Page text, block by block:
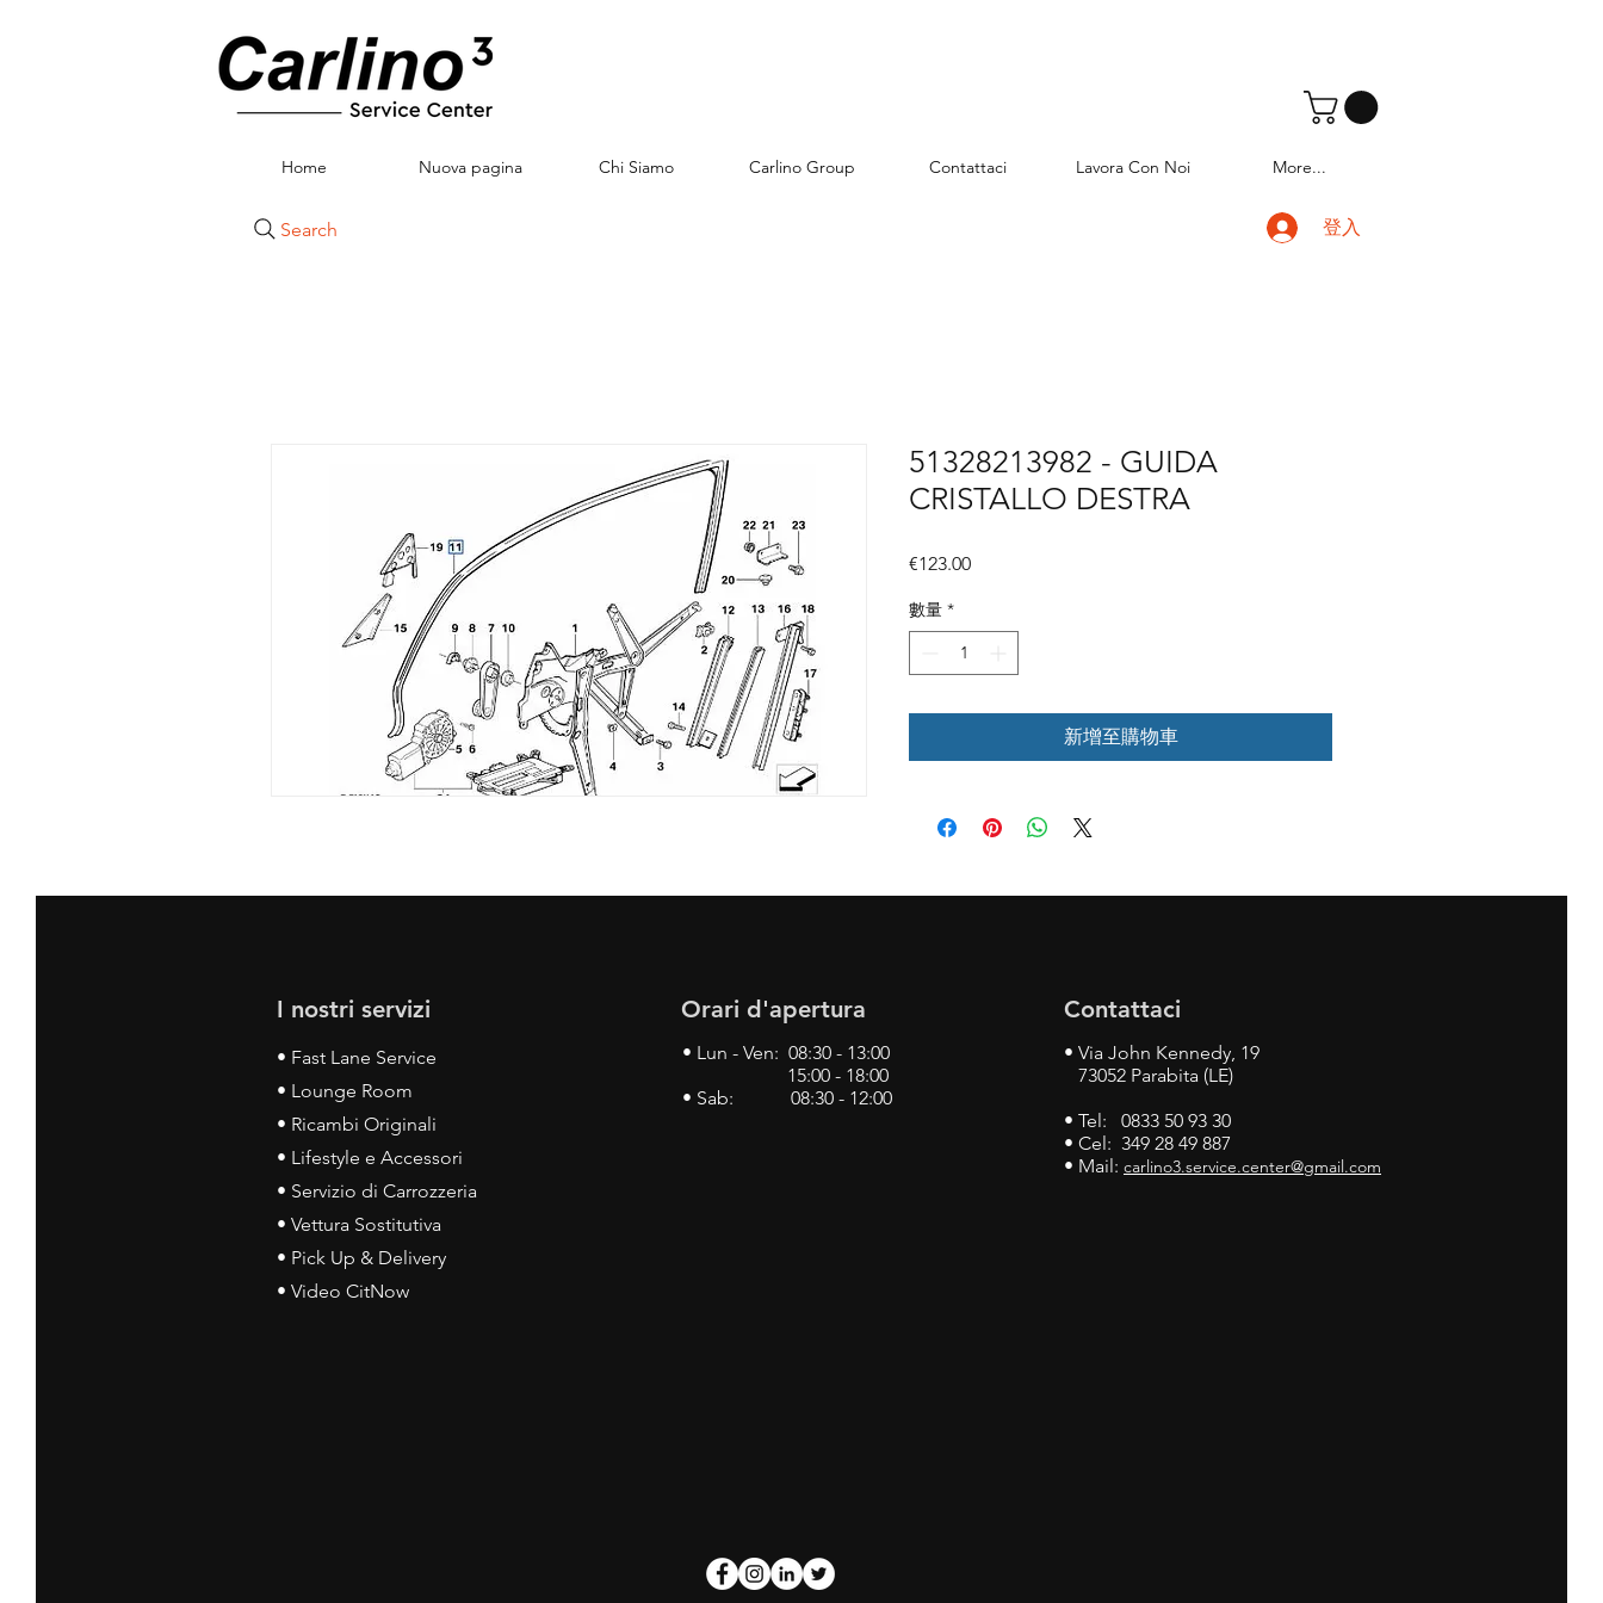
Home Nuova pagina Chi Siamo Carlino Group Contattaci Lavora Con Noi More...
Search 登入
51328213982 - GUIDA
CRISTALLO DESTRA
€123.00價
數量 *
新增至購物車
I nostri servizi
• Fast Lane Service
• Lounge Room
• Ricambi Originali
• Lifestyle e Accessori
• Servizio di Carrozzeria
• Vettura Sostitutiva
• Pick Up & Delivery
• Video CitNow
Orari d'apertura
• Lun - Ven: 08:30 - 13:00
15:00 - 18:00
• Sab: 08:30 - 12:00
Contattaci
• Via John Kennedy, 19
73052 Parabita (LE)
• Tel: 0833 50 93 30
• Cel: 349 28 49 887
• Mail: carlino3.service.center@gmail.com